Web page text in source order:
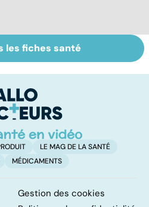
La tuberculose
pulmonaire
les fiches santé
LE MAG DE LA SANTÉ
MÉDICAMENTS
Gestion des cookies